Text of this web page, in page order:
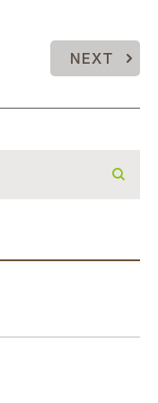
NEXT